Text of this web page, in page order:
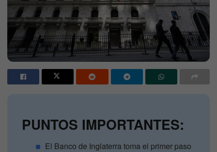
PUNTOS IMPORTANTES:
El Banco de Inglaterra toma el primer paso